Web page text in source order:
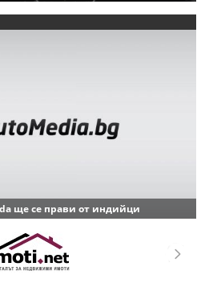
ще се прави от индийци